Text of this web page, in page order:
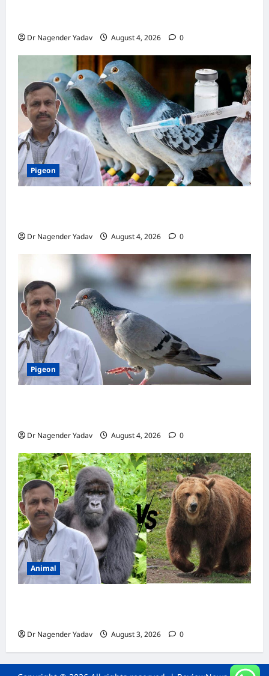
Dr Nagender Yadav August 4, 2026 0
Pigeon
Dr Nagender Yadav August 4, 2026 0
Pigeon
Dr Nagender Yadav August 4, 2026 0
Animal
Dr Nagender Yadav August 3, 2026 0